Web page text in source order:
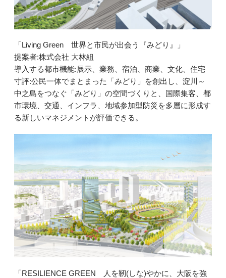
「Living Green 世界と市民が出会う『みどり』」
提案者:株式会社 大林組
導入する都市機能:展示、業務、宿泊、商業、文化、住宅
寸評:公民一体でまとまった「みどり」を創出し、淀川～
中之島をつなぐ「みどり」の空間づくりと、国際集客、都
市環境、交通、インフラ、地域参加型防災を多層に形成す
る新しいマネジメントが評価できる。
「RESILIENCE GREEN 人を靭(しな)やかに、大阪を強